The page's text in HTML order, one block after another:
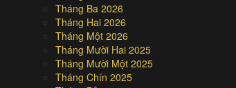
Tháng Ba 2026
Tháng Hai 2026
Tháng Một 2026
Tháng Mười Hai 2025
Tháng Mười Một 2025
Tháng Chín 2025